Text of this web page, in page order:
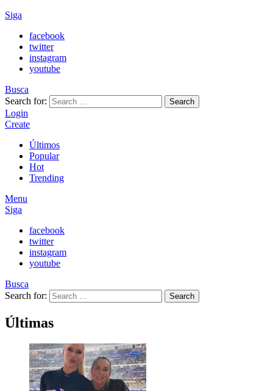
Siga
facebook
twitter
instagram
youtube
Busca
Search for:
Search
Login
Create
Últimos
Popular
Hot
Trending
Menu
Siga
facebook
twitter
instagram
youtube
Busca
Search for:
Search
Últimas